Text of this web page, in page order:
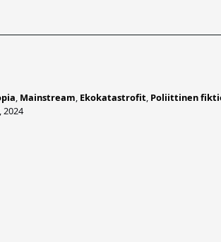
, Mainstream, Ekokatastrofit, Poliittinen
2024